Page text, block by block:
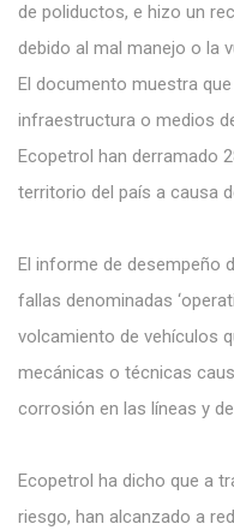
de poliductos, e hizo un
debido al mal manejo o la
El documento muestra que
infraestructura o medios
Ecopetrol han derramado
territorio del país a causa
El informe de desempeño
fallas denominadas
volcamiento de vehículos
mecánicas o técnicas
corrosión en las líneas y
Ecopetrol ha dicho que a
riesgo, han alcanzado a